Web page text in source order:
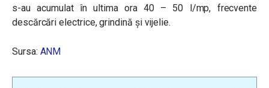
s-au acumulat în ultima ora 40 – 50 l/mp, frecvente
descărcări electrice, grindină și vijelie.
Sursa: ANM